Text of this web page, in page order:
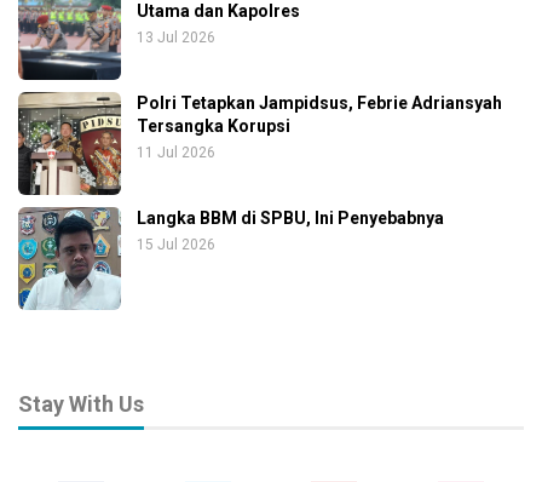
Utama dan Kapolres
13 Jul 2026
Polri Tetapkan Jampidsus, Febrie Adriansyah
Tersangka Korupsi
11 Jul 2026
Langka BBM di SPBU, Ini Penyebabnya
15 Jul 2026
Stay With Us